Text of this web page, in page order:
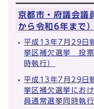
京都市・府議会
から令和6年まで）
平成13年7月29日
挙区補欠選挙 投票
時執行）
平成13年7月29日
挙区補欠選挙にお
員通常選挙同時執行